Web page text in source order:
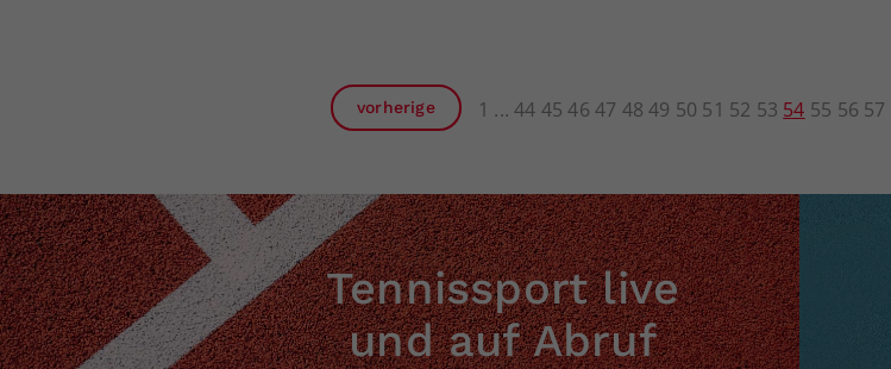
vorherige 1 44 45 46 47 48 49 50 51 52 53 54 55 56 57
Tennissport live
und auf Abruf